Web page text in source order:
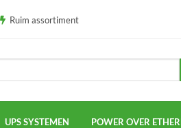
Ruim assortiment
UPS SYSTEMEN POWER OVER